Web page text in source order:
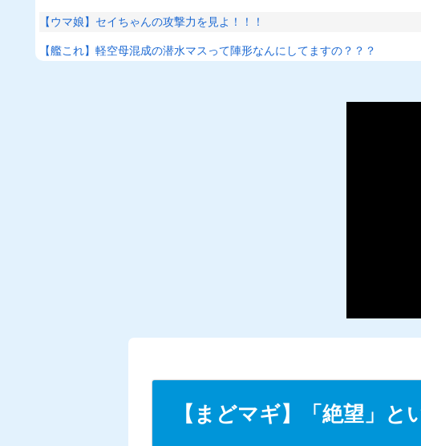
【ウマ娘】セイちゃんの攻撃力を見よ！！！
【艦これ】軽空母混成の潜水マスって陣形なんにしてますの？？？
【まどマギ】「絶望」